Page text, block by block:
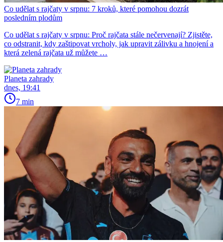
Co udělat s rajčaty v srpnu: 7 kroků, které pomohou dozrát
posledním plodům
Co udělat s rajčaty v srpnu: Proč rajčata stále nečervenají? Zjistěte,
co odstranit, kdy zaštipovat vrcholy, jak upravit zálivku a hnojení a
která zelená rajčata už můžete …
Planeta zahrady
dnes, 19:41
7 min